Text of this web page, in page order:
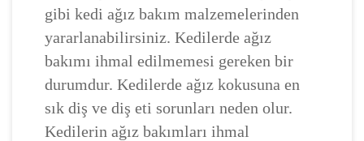
gibi kedi ağız bakım malzemelerinden
yararlanabilirsiniz. Kedilerde ağız
bakımı ihmal edilmemesi gereken bir
durumdur. Kedilerde ağız kokusuna en
sık diş ve diş eti sorunları neden olur.
Kedilerin ağız bakımları ihmal